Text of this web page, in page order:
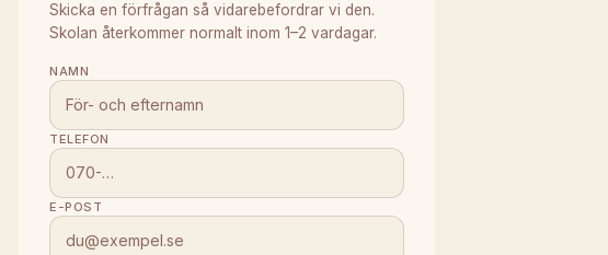
Skicka en förfrågan så vidarebefordrar vi den.
Skolan återkommer normalt inom 1–2 vardagar.
NAMN
TELEFON
E-POST